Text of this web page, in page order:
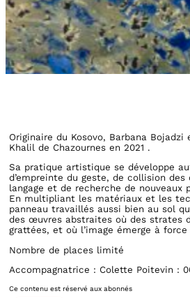
Originaire du Kosovo, Barbana
Khalil de Chazournes en 2021 .
Sa pratique artistique se développe
d’empreinte du geste, de collision
langage et de recherche de nouveaux
En multipliant les matériaux et les
panneau travaillés aussi bien au sol
des œuvres abstraites où des strates
grattées, et où l’image émerge à
Nombre de places limité
Accompagnatrice : Colette Poitevin :
Ce contenu est réservé aux abonnés